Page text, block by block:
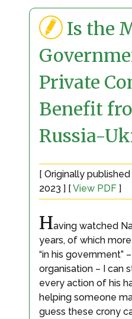
Is the
Private
Benefit
Russia-
[ Originally
2023 ] [ View PDF ]
Having watched
years, of which
“in his government”
organisation – I can
every action of his
helping someone
guess these crony